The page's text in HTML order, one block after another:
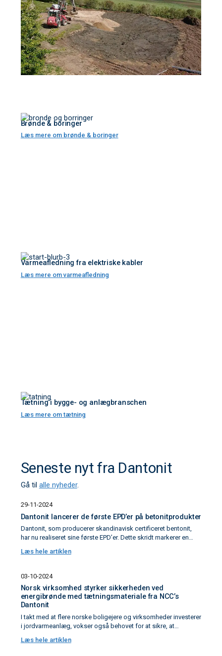
Brønde & boringer
Læs mere om brønde & boringer
Varmeafledning fra elektriske kabler
Læs mere om varmeafledning
Tætning i bygge- og anlægbranschen
Læs mere om tætning
Seneste nyt fra Dantonit
Gå til alle nyheder.
Dantonit lancerer de første EPD’er på betonitprodukter
29-11-2024
Dantonit, som producerer skandinavisk certificeret bentonit,
har nu realiseret sine første EPD’er. Dette skridt markerer en
dokumentation for miljøpåvirkningen af materialer, der
anlægsprojekter.
Læs hele artiklen
Norsk virksomhed styrker sikkerheden ved
energibrønde med tætningsmateriale fra NCC’s
Dantonit
03-10-2024
I takt med at flere norske boligejere og virksomheder investerer
i jordvarmeanlæg, vokser også behovet for at sikre, at
for NCC’s Dantonit i Norge. Brønnstabilisering AS, en norsk
Læs hele artiklen